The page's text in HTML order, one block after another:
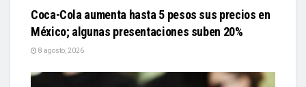
Coca-Cola aumenta hasta 5 pesos sus precios en
México; algunas presentaciones suben 20%
8 agosto, 2026